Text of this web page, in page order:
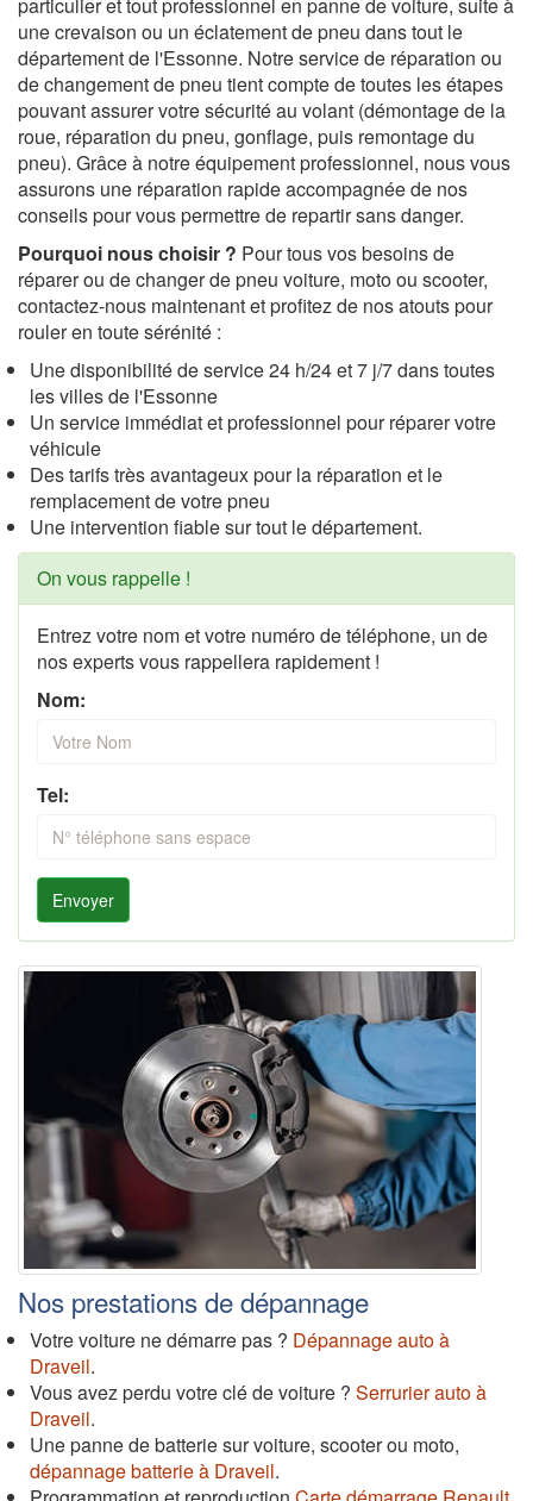
une crevaison ou un éclatement de pneu dans tout le
département de l'Essonne. Notre service de réparation ou
de changement de pneu tient compte de toutes les étapes
pouvant assurer votre sécurité au volant (démontage de la
roue, réparation du pneu, gonflage, puis remontage du
pneu). Grâce à notre équipement professionnel, nous vous
assurons une réparation rapide accompagnée de nos
conseils pour vous permettre de repartir sans danger.
Pourquoi nous choisir ? Pour tous vos besoins de
réparer ou de changer de pneu voiture, moto ou scooter,
contactez-nous maintenant et profitez de nos atouts pour
rouler en toute sérénité :
Une disponibilité de service 24 h/24 et 7 j/7 dans toutes
les villes de l'Essonne
Un service immédiat et professionnel pour réparer votre
véhicule
Des tarifs très avantageux pour la réparation et le
remplacement de votre pneu
Une intervention fiable sur tout le département.
On vous rappelle !
Entrez votre nom et votre numéro de téléphone, un de
nos experts vous rappellera rapidement !
Nom:
Tel:
Envoyer
Nos prestations de dépannage
Votre voiture ne démarre pas ? Dépannage auto à
Draveil.
Vous avez perdu votre clé de voiture ? Serrurier auto à
Draveil.
Une panne de batterie sur voiture, scooter ou moto,
dépannage batterie à Draveil.